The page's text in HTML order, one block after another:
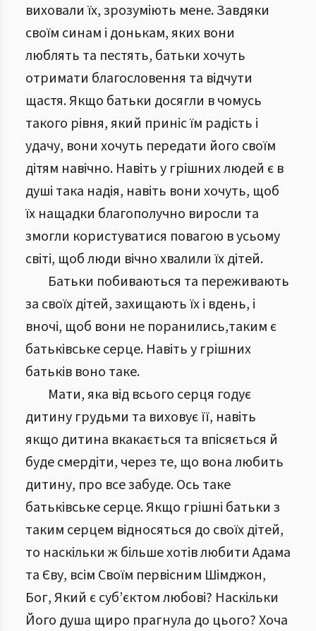
виховали їх, зрозуміють мене. Завдяки
своїм синам і донькам, яких вони
люблять та пестять, батьки хочуть
отримати благословення та відчути
щастя. Якщо батьки досягли в чомусь
такого рівня, який приніс їм радість і
удачу, вони хочуть передати його своїм
дітям навічно. Навіть у грішних людей є в
душі така надія, навіть вони хочуть, щоб
їх нащадки благополучно виросли та
змогли користуватися повагою в усьому
світі, щоб люди вічно хвалили їх дітей.
Батьки побиваються та переживають
за своїх дітей, захищають їх і вдень, і
вночі, щоб вони не поранились,таким є
батьківське серце. Навіть у грішних
батьків воно таке.
Мати, яка від всього серця годує
дитину грудьми та виховує її, навіть
якщо дитина вкакається та впісяється й
буде смердіти, через те, що вона любить
дитину, про все забуде. Ось таке
батьківське серце. Якщо грішні батьки з
таким серцем відносяться до своїх дітей,
то наскільки ж більше хотів любити Адама
та Єву, всім Своїм первісним Шімджон,
Бог, Який є суб’єктом любові? Наскільки
Його душа щиро прагнула до цього? Хоча